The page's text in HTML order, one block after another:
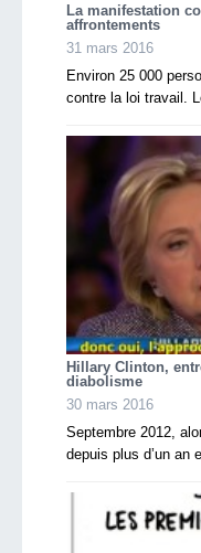
La manifestation
affrontements
31 mars 2016
Environ 25 000
contre la loi travail.
Hillary Clinton,
diabolisme
30 mars 2016
Septembre 2012,
depuis plus d’un an